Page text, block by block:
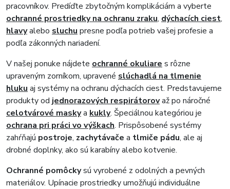
pracovníkov. Predíďte zbytočným komplikáciám a vyberte
ochranné prostriedky na ochranu zraku, dýchacích ciest,
hlavyalebo sluchu presne podľa potrieb vašej profesie a
podľa zákonných nariadení.
V našej ponuke nájdete ochranné okuliare s rôzne
upraveným zorníkom, upravené slúchadlá na tlmenie
hluku aj systémy na ochranu dýchacích ciest. Predstavujeme
produkty od jednorazových respirátorovaž po náročné
celotvárové maskya kukly. Špeciálnou kategóriou je
ochrana pri práci vo výškach. Prispôsobené systémy
zahŕňajú postroje, zachytávače a tlmiče pádu, ale aj
drobné doplnky, ako sú karabíny alebo kotvenie.
Ochranné pomôckysú vyrobené z odolných a pevných
materiálov. Upínacie prostriedky umožňujú individuálne